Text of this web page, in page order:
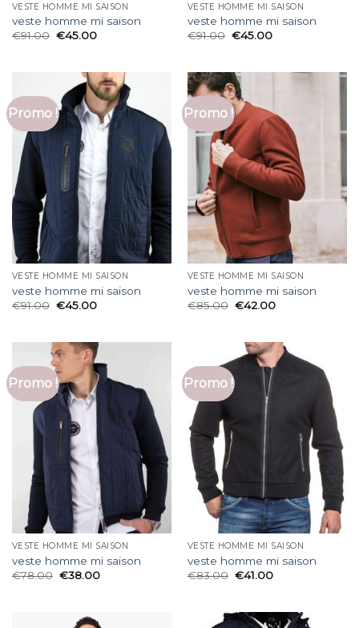
VESTE HOMME MI SAISON
veste homme mi saison
€91.00 €45.00
VESTE HOMME MI SAISON
veste homme mi saison
€91.00 €45.00
Promo !
VESTE HOMME MI SAISON
veste homme mi saison
€91.00 €45.00
Promo !
VESTE HOMME MI SAISON
veste homme mi saison
€85.00 €42.00
Promo !
VESTE HOMME MI SAISON
veste homme mi saison
€78.00 €38.00
Promo !
VESTE HOMME MI SAISON
veste homme mi saison
€83.00 €41.00